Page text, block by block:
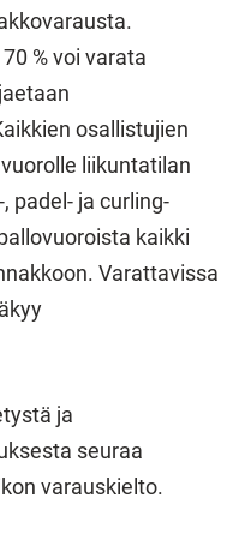
% voi varata
osallistujien
liikuntatilan
padel- ja curling-
kaikki
Varattavissa
ja
seuraa
varauskielto.